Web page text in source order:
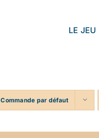
LE JEU
Commande par défaut